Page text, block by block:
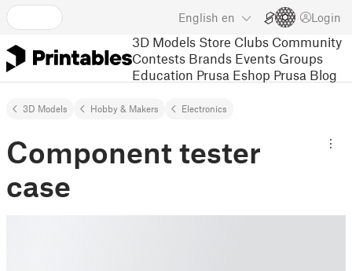
English en Login
3D Models Store Clubs Community
Contests Brands Events Groups
Education Prusa Eshop Prusa Blog
3D Models Hobby & Makers Electronics
Component tester
case